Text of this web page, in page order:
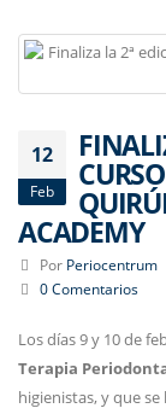
12
Feb
ACADEMY
Por Periocentrum
0 Comentarios
Los días 9 y 10 de
Terapia
higienistas, y que